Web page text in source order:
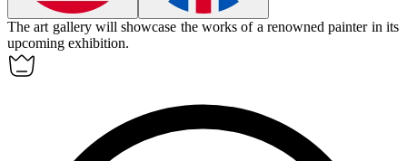
The art gallery willshowcase the works of a renowned painter in its
upcoming exhibition.